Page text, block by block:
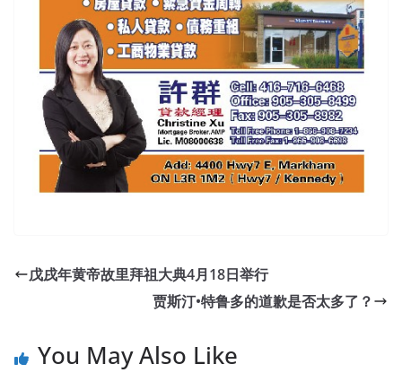
戊戌年黄帝故里拜祖大典4月18日举行
贾斯汀•特鲁多的道歉是否太多了？
You May Also Like